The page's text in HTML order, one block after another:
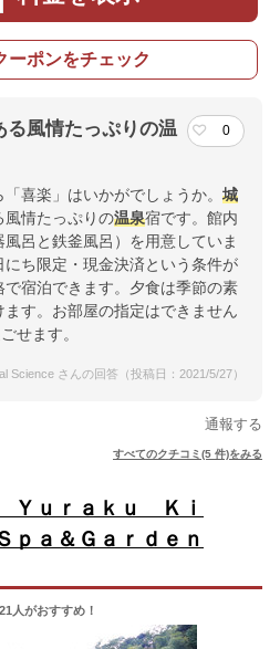
ーポンをチェック
る風情たっぷりの温
0
喜楽」はいかがでしょうか。 城
風情たっぷりの温泉宿です。館内
呂と鉄釜風呂）を用意していま
にち限定・現金決済という条件が
宿泊できます。夕食は季節の素
す。お部屋の指定はできません
せます。
Science さんの回答（投稿日：2021/5/27）
通報する
すべてのクチコミ(5 件)をみる
ｕｒａｋｕ Ｋｉ
ａ＆Ｇａｒｄｅｎ
人がおすすめ！